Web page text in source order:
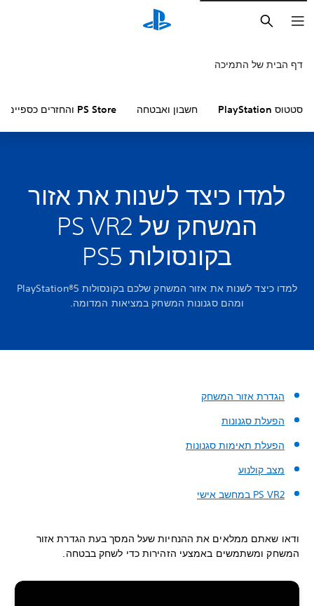
חיפוש
דף הבית של התמיכה
סטטוס PlayStation חשבון ואבטחה PS Store והחזרים כספיים
למדו כיצד לשנות את אזור
המשחק של PS VR2
בקונסולות PS5
למדו כיצד לשנות את אזור המשחק שלכם בקונסולות PlayStation®5
ומהם סגנונות המשחק במציאות המדומה.
הגדרת אזור המשחק
הפעלת סגנונות
הפעלת תאימות סגנונות
מצב קולנוע
ודאו שאתם ממלאים את ההנחיות שעל המסך בעת הגדרת אזור
המשחק ומשתמשים באמצעי הזהירות כדי לשחק בבטחה.